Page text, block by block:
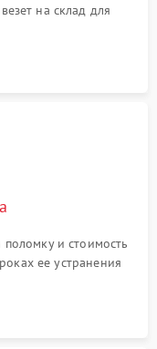
на склад для
и стоимость
ее устранения